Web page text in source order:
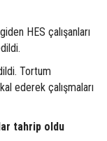
HES çalışanları
Tortum
ederek çalışmaları
tahrip oldu